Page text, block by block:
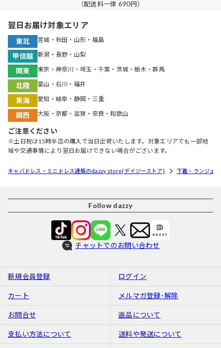
（配送料一律 690円）
翌日お届け対象エリア
東北 宮城・秋田・山形・福島
甲信越 新潟・長野・山梨
関東 東京・神奈川・埼玉・千葉・茨城・栃木・群馬
北陸 富山・石川・福井
東海 愛知・岐阜・静岡・三重
関西 大阪・京都・滋賀・奈良・和歌山
ご注意ください
※土日祝は15時半迄の購入で当日出荷いたします。対象エリアでも一部地
域や交通事情により翌日お届けできない場合がございます。
キャバドレス・ミニドレス通販のdazzy store(デイジーストア) 下着・ランジェ
Follow dazzy
チャットでのお問い合わせ
新規会員登録 ログイン
カート メルマガ登録･解除
お問合せ 返品について
支払い方法について 送料や発送について